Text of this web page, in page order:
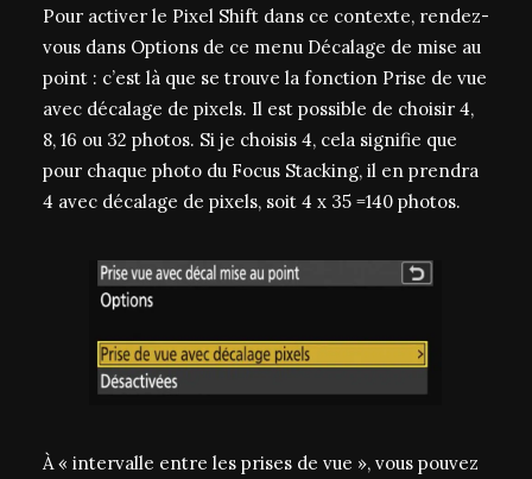
Pour activer le Pixel Shift dans ce contexte, rendez-
vous dans Options de ce menu Décalage de mise au
point : c’est là que se trouve la fonction Prise de vue
avec décalage de pixels. Il est possible de choisir 4,
8, 16 ou 32 photos. Si je choisis 4, cela signifie que
pour chaque photo du Focus Stacking, il en prendra
4 avec décalage de pixels, soit 4 x 35 =140 photos.
À « intervalle entre les prises de vue », vous pouvez